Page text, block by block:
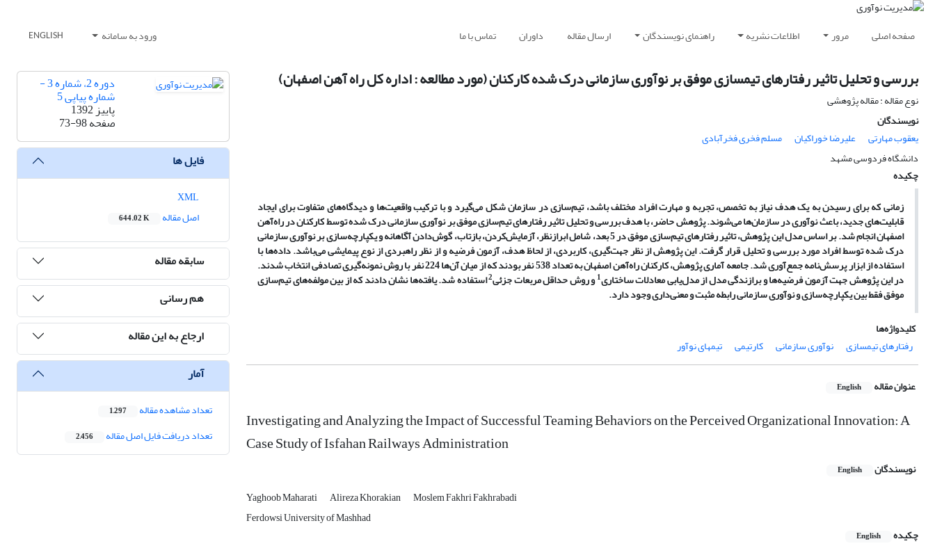
صفحه اصلی مرور اطلاعات نشریه راهنمای نویسندگان ارسال مقاله داوران تماس با ما ورود به سامانه ENGLISH
بررسی و تحلیل تاثیر رفتارهای تیمسازی موفق بر نوآوری سازمانی درک شده کارکنان (مورد مطالعه : اداره کل راه آهن اصفهان)
نوع مقاله : مقاله پژوهشی
نویسندگان
یعقوب مهارتی
علیرضا خوراکیان
مسلم فخری فخرآبادی
دانشگاه فردوسی مشهد
چکیده
زمانی که برای رسیدن به یک هدف نیاز به تخصص، تجربهو مهارت افراد مختلف باشد، تیمسازی در سازمان شکل میگیرد و با ترکیب واقعیتها و دیدگاههای متفاوت برای ایجاد
قابلیتهای جدید، باعث نوآوری در سازمانها میشوند. پژوهش حاضر، با هدف بررسی و تحلیل تاثیر رفتارهای تیمسازی موفق بر نوآوری سازمانی درک شده توسط کارکنان در راهآهن
اصفهان انجام شد. بر اساس مدل این پژوهش، تاثیر رفتارهای تیمسازی موفق در 5 بعد، شامل ابرازنظر، آزمایش کردن، بازتاب، گوشدادن آگاهانه و یکپارچهسازی بر نوآوری سازمانی
درک شده توسط افراد مورد بررسی و تحلیل قرار گرفت. این پژوهش از نظر جهتگیری، کاربردی، از لحاظ هدف، آزمون فرضیه و از نظر راهبردی از نوع پیمایشی میباشد. دادهها با
استفاده از ابزار پرسشنامه جمعآوری شد. جامعه آماری پژوهش، کارکنان راهآهن اصفهان به تعداد 538 نفر بودند که از میان آن ها 224 نفر با روش نمونه گیری تصادفی انتخاب شدند.
در این پژوهش جهت آزمون فرضیهها و برازندگی مدل از مدلیابی معادلات ساختاری1و روش حداقل مربعات جزئی2استفاده شد. یافتهها نشان دادند که از بین مولفههای تیمسازی
موفق فقط بین یکپارچهسازی و نوآوری سازمانی رابطه مثبت و معنیداری وجود دارد.
کلیدواژه‌ها
رفتارهای تیمسازی
نوآوری سازمانی کارتیمی تیمهای نوآور
عنوان مقاله English
Investigating and Analyzing the Impact of Successful Teaming Behaviors on the Perceived Organizational Innovation: A
Case Study of Isfahan Railways Administration
نویسندگان English
Yaghoob Maharati Alireza Khorakian
Moslem Fakhri Fakhrabadi
Ferdowsi University of Mashhad
چکیده
English
دوره 2، شماره 3 -
شماره پیاپی 5
پاییز 1392
صفحه73-98
فایل ها
اصل مقاله
644.02 K
سابقه مقاله
هم رسانی
ارجاع به این مقاله
آمار
تعداد مشاهده مقاله 1,297
تعداد دریافت فایل اصل مقاله 2,456